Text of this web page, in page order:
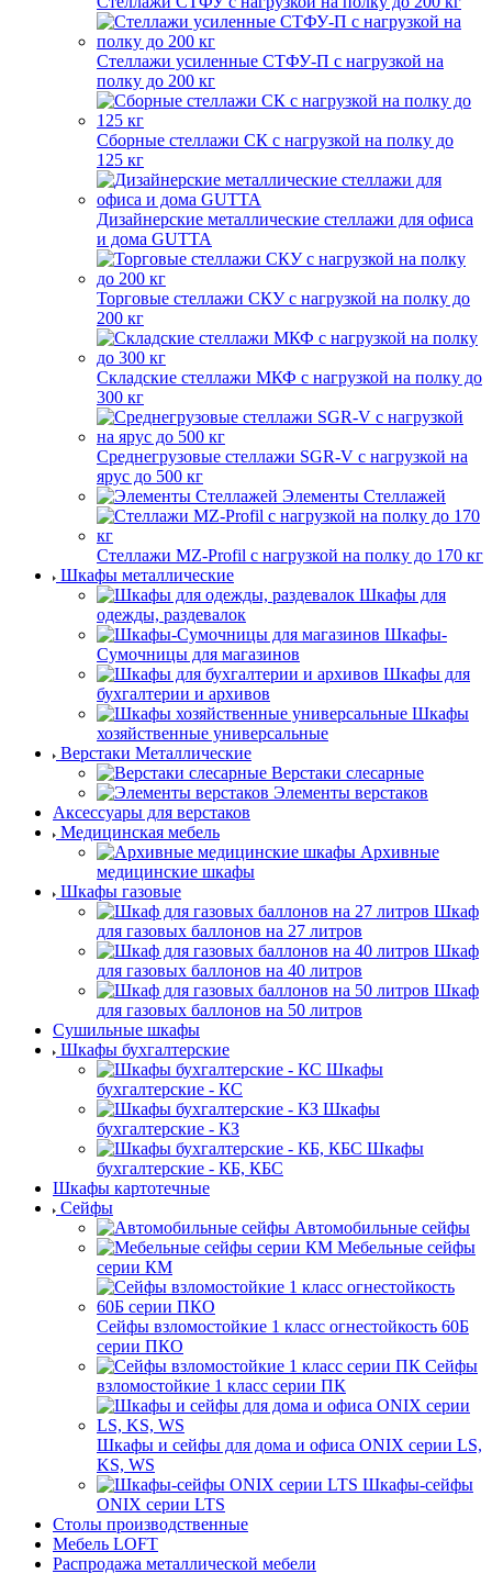
Стеллажи усиленные СТФУ-П с нагрузкой на
полку до 200 кг
Сборные стеллажи СК с нагрузкой на полку до
125 кг
Дизайнерские металлические стеллажи для офиса
и дома GUTTA
Торговые стеллажи СКУ с нагрузкой на полку до
200 кг
Складские стеллажи МКФ с нагрузкой на полку до
300 кг
Среднегрузовые стеллажи SGR-V с нагрузкой на
ярус до 500 кг
Элементы Стеллажей
Стеллажи MZ-Profil с нагрузкой на полку до 170 кг
Шкафы металлические
Шкафы для
одежды, раздевалок
Шкафы-
Сумочницы для магазинов
Шкафы для
бухгалтерии и архивов
Шкафы
хозяйственные универсальные
Верстаки Металлические
Верстаки слесарные
Элементы верстаков
Аксессуары для верстаков
Медицинская мебель
Архивные
медицинские шкафы
Шкафы газовые
Шкаф
для газовых баллонов на 27 литров
Шкаф
для газовых баллонов на 40 литров
Шкаф
для газовых баллонов на 50 литров
Сушильные шкафы
Шкафы бухгалтерские
Шкафы
бухгалтерские - КС
Шкафы
бухгалтерские - КЗ
Шкафы
бухгалтерские - КБ, КБС
Шкафы картотечные
Сейфы
Автомобильные сейфы
Мебельные сейфы
серии КМ
Сейфы взломостойкие 1 класс огнестойкость 60Б
серии ПКО
Сейфы
взломостойкие 1 класс серии ПК
Шкафы и сейфы для дома и офиса ONIX серии LS,
KS, WS
Шкафы-сейфы
ONIX серии LTS
Столы производственные
Мебель LOFT
Распродажа металлической мебели